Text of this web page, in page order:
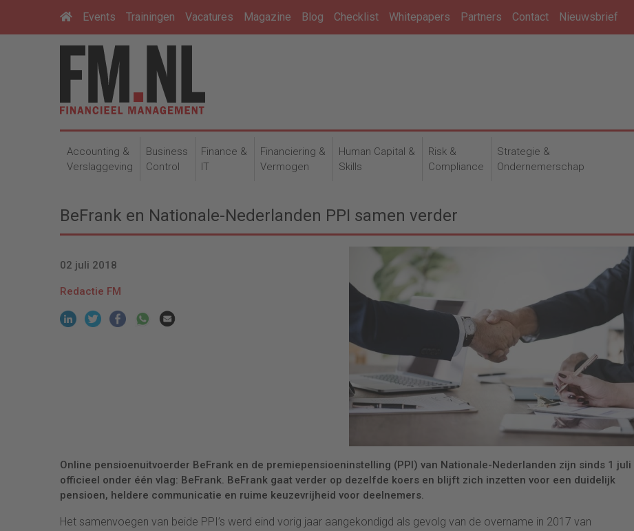
Events Trainingen Vacatures Magazine Blog Checklist Whitepapers Partners Contact Nieuwsbrief
Accounting &
Verslaggeving
Business
Control
Finance &
IT
Financiering &
Vermogen
Human Capital &
Skills
Risk &
Compliance
Strategie &
Ondernemerschap
BeFrank en Nationale-Nederlanden PPI samen verder
02 juli 2018
Redactie FM
Online pensioenuitvoerder BeFrank en de premiepensioeninstelling (PPI) van Nationale-Nederlanden zijn sinds 1 juli
officieel onder één vlag: BeFrank. BeFrank gaat verder op dezelfde koers en blijft zich inzetten voor een duidelijk
pensioen, heldere communicatie en ruime keuzevrijheid voor deelnemers.
Het samenvoegen van beide PPI’s werd eind vorig jaar aangekondigd als gevolg van de overname in 2017 van